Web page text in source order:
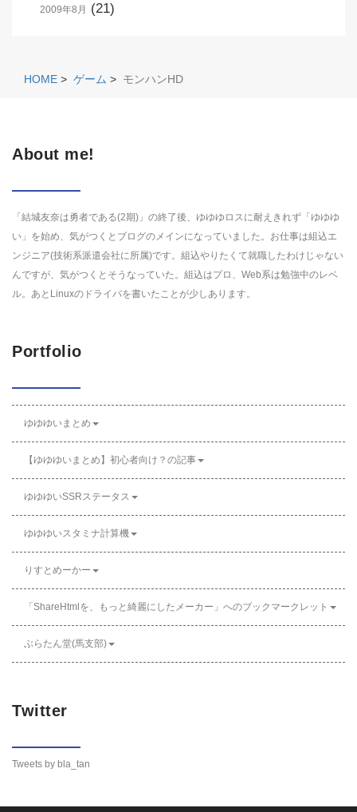
2009年8月 (21)
HOME > ゲーム > モンハンHD
About me!
「結城友奈は勇者である(2期)」の終了後、ゆゆゆロスに耐えきれず「ゆゆゆ
い」を始め、気がつくとブログのメインになっていました。お仕事は組込エ
ンジニア(技術系派遣会社に所属)です。組込やりたくて就職したわけじゃない
んですが、気がつくとそうなっていた。組込はプロ、Web系は勉強中のレベ
ル。あとLinuxのドライバを書いたことが少しあります。
Portfolio
ゆゆゆいまとめ
【ゆゆゆいまとめ】初心者向け？の記事
ゆゆゆいSSRステータス
ゆゆゆいスタミナ計算機
りすとめーかー
「ShareHtmlを、もっと綺麗にしたメーカー」へのブックマークレット
ぶらたん堂(馬支部)
Twitter
Tweets by bla_tan